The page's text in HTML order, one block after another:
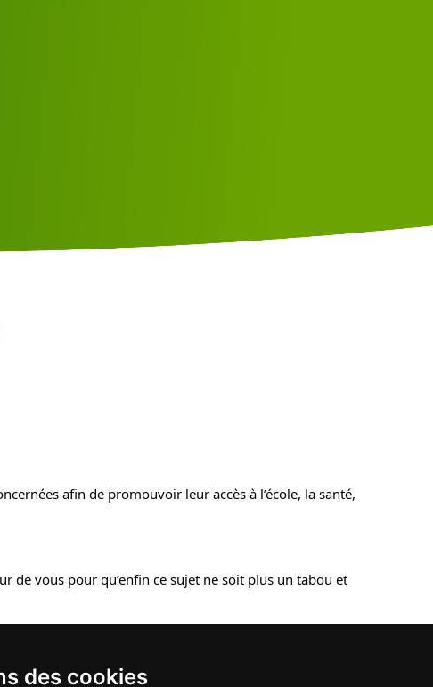
des cookies
afin de promouvoir leur accès à l’école, la santé,
de vous pour qu’enfin ce sujet ne soit plus un tabou et